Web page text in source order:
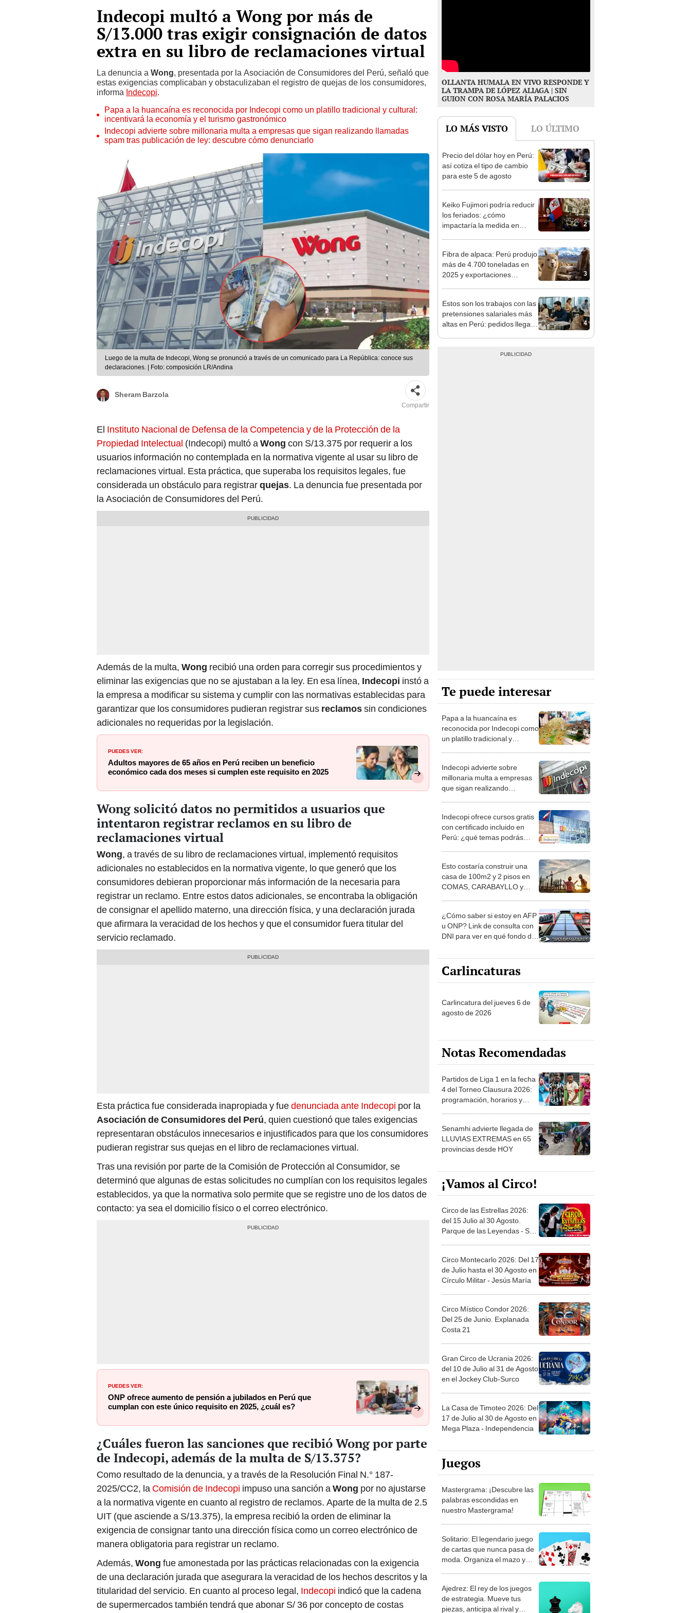
Indecopi multó a Wong por más de
S/13.000 tras exigir consignación de datos
extra en su libro de reclamaciones virtual
La denuncia a Wong, presentada por la Asociación de Consumidores del Perú, señaló que
estas exigencias complicaban y obstaculizaban el registro de quejas de los consumidores,
informa Indecopi.
Papa a la huancaína es reconocida por Indecopi como un platillo tradicional y cultural:
incentivará la economía y el turismo gastronómico
Indecopi advierte sobre millonaria multa a empresas que sigan realizando llamadas
spam tras publicación de ley: descubre cómo denunciarlo
Luego de la multa de Indecopi, Wong se pronunció a través de un comunicado para La República: conoce sus
declaraciones. | Foto: composición LR/Andina
Sheram Barzola
Compartir
El Instituto Nacional de Defensa de la Competencia y de la Protección de la
Propiedad Intelectual (Indecopi) multó aWong con S/13.375 por requerir a los
usuarios información no contemplada en la normativa vigente al usar su libro de
reclamaciones virtual. Esta práctica, que superaba los requisitos legales, fue
considerada un obstáculo para registrarquejas. La denuncia fue presentada por
la Asociación de Consumidores del Perú.
Además de la multa, Wong recibió una orden para corregir sus procedimientos y
eliminar las exigencias que no se ajustaban a la ley. En esa línea, Indecopi instó a
la empresa a modificar su sistema y cumplir con las normativas establecidas para
garantizar que los consumidores pudieran registrar sus reclamossin condiciones
adicionales no requeridas por la legislación.
PUEDES VER:
Adultos mayores de 65 años en Perú reciben un beneficio
económico cada dos meses si cumplen este requisito en 2025
Wong solicitó datos no permitidos a usuarios que
intentaron registrar reclamos en su libro de
reclamaciones virtual
Wong, a través de su libro de reclamaciones virtual, implementó requisitos
adicionales no establecidos en la normativa vigente, lo que generó que los
consumidores debieran proporcionar más información de la necesaria para
registrar un reclamo. Entre estos datos adicionales, se encontraba la obligación
de consignar el apellido materno, una dirección física, y una declaración jurada
que afirmara la veracidad de los hechos y que el consumidor fuera titular del
servicio reclamado.
Esta práctica fue considerada inapropiada y fuedenunciada ante Indecopi por la
Asociación de Consumidores del Perú, quien cuestionó que tales exigencias
representaran obstáculos innecesarios e injustificados para que los consumidores
pudieran registrar sus quejas en el libro de reclamaciones virtual.
Tras una revisión por parte de la Comisión de Protección al Consumidor, se
determinó que algunas de estas solicitudes no cumplían con los requisitos legales
establecidos, ya que la normativa solo permite que se registre uno de los datos de
contacto: ya sea el domicilio físico o el correo electrónico.
PUEDES VER:
ONP ofrece aumento de pensión a jubilados en Perú que
cumplan con este único requisito en 2025, ¿cuál es?
¿Cuáles fueron las sanciones que recibió Wong por parte
de Indecopi, además de la multa de S/13.375?
Como resultado de la denuncia, y a través de la Resolución Final N.° 187-
2025/CC2, la Comisión de Indecopi impuso una sanción a Wong por no ajustarse
a la normativa vigente en cuanto al registro de reclamos. Aparte de la multa de 2.5
UIT (que asciende a S/13.375), la empresa recibió la orden de eliminar la
exigencia de consignar tanto una dirección física como un correo electrónico de
manera obligatoria para registrar un reclamo.
Además, Wong fue amonestada por las prácticas relacionadas con la exigencia
de una declaración jurada que asegurara la veracidad de los hechos descritos y la
titularidad del servicio. En cuanto al proceso legal, Indecopi indicó que la cadena
de supermercados también tendrá que abonar S/ 36 por concepto de costas
OLLANTA HUMALA EN VIVO RESPONDE Y
LA TRAMPA DE LÓPEZ ALIAGA | SIN
GUION CON ROSA MARÍA PALACIOS
LO MÁS VISTO LO ÚLTIMO
1
Precio del dólar hoy en Perú:
así cotiza el tipo de cambio
para este 5 de agosto
2
Keiko Fujimori podría reducir
los feriados: ¿cómo
impactaría la medida en
3
Fibra de alpaca: Perú produjo
más de 4.700 toneladas en
2025 y exportaciones
4
Estos son los trabajos con las
pretensiones salariales más
altas en Perú: pedidos llegan
Te puede interesar
Papa a la huancaína es
reconocida por Indecopi como
un platillo tradicional y
gastronómico
Indecopi advierte sobre
millonaria multa a empresas
que sigan realizando
cómo denunciarlo
Indecopi ofrece cursos gratis
con certificado incluido en
Perú: ¿qué temas podrás
Esto costaría construir una
casa de 100m2 y 2 pisos en
COMAS, CARABAYLLO y
¿Cómo saber si estoy en AFP
u ONP? Link de consulta con
DNI para ver en qué fondo de
Carlincaturas
Carlincatura del jueves 6 de
agosto de 2026
Notas Recomendadas
Partidos de Liga 1 en la fecha
4 del Torneo Clausura 2026:
programación, horarios y
Senamhi advierte llegada de
LLUVIAS EXTREMAS en 65
provincias desde HOY
¡Vamos al Circo!
Circo de las Estrellas 2026:
del 15 Julio al 30 Agosto.
Parque de las Leyendas - San
Circo Montecarlo 2026: Del 17
de Julio hasta el 30 Agosto en
Círculo Militar - Jesús María
Circo Místico Condor 2026:
Del 25 de Junio. Explanada
Costa 21
Gran Circo de Ucrania 2026:
del 10 de Julio al 31 de Agosto
en el Jockey Club-Surco
La Casa de Timoteo 2026: Del
17 de Julio al 30 de Agosto en
Mega Plaza - Independencia
Juegos
Mastergrama: ¡Descubre las
palabras escondidas en
nuestro Mastergrama!
Solitario: El legendario juego
de cartas que nunca pasa de
moda. Organiza el mazo y
Ajedrez: El rey de los juegos
de estrategia. Mueve tus
piezas, anticipa al rival y